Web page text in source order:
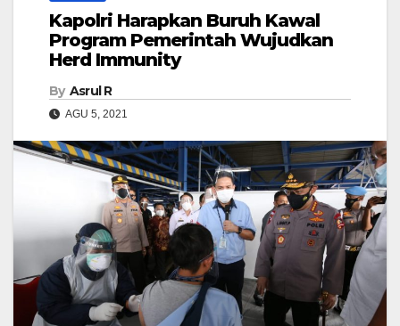
Kapolri Harapkan Buruh Kawal
Program Pemerintah Wujudkan
Herd Immunity
By Asrul R
AGU 5, 2021